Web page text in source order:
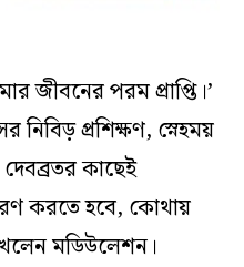
জীবনের পরম প্রাপ্তি।’
নিবিড় প্রশিক্ষণ, স্নেহময়
কাছেই
করতে হবে, কোথায়
মডিউলেশন।